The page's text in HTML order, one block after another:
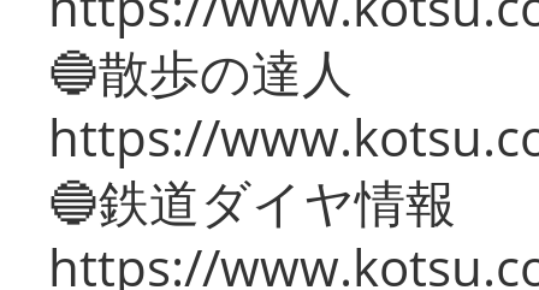
🔵散歩の達人
https://
🔵鉄道ダイヤ情報
https://